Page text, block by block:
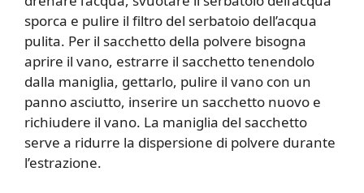
sporca e pulire il filtro del serbatoio dell’acqua
pulita. Per il sacchetto della polvere bisogna
aprire il vano, estrarre il sacchetto tenendolo
dalla maniglia, gettarlo, pulire il vano con un
panno asciutto, inserire un sacchetto nuovo e
richiudere il vano. La maniglia del sacchetto
serve a ridurre la dispersione di polvere durante
l’estrazione.